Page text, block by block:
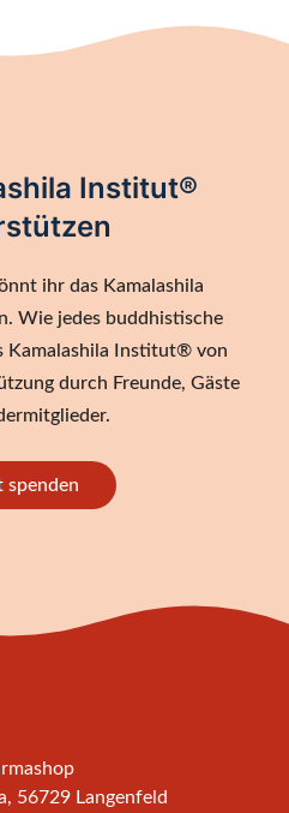
Institut®
ihr das Kamalashila
Wie jedes buddhistische
Kamalashila Institut® von
durch Freunde, Gäste
spenden
56729 Langenfeld